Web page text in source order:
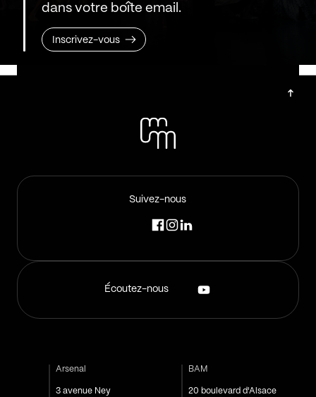
dans votre boîte email.
Inscrivez-vous
Suivez-nous
Écoutez-nous
Arsenal
3 avenue Ney
BAM
20 boulevard d'Alsace